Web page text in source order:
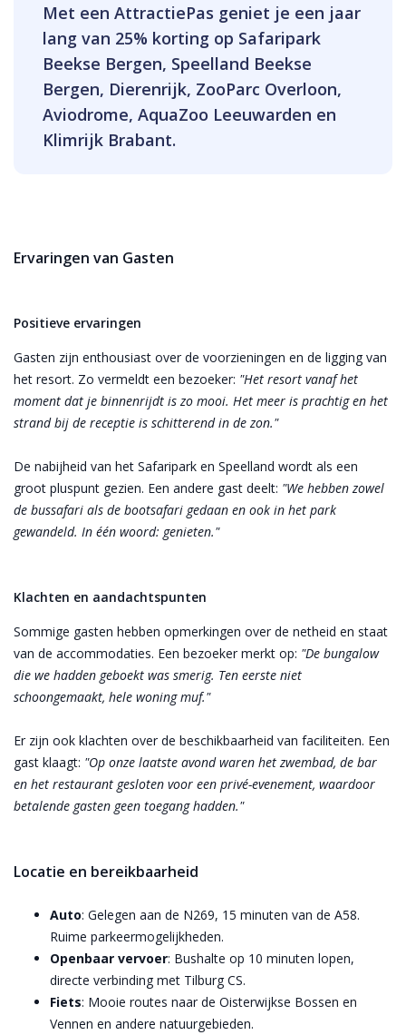
Met een AttractiePas geniet je een jaar
lang van 25% korting op Safaripark
Beekse Bergen, Speelland Beekse
Bergen, Dierenrijk, ZooParc Overloon,
Aviodrome, AquaZoo Leeuwarden en
Klimrijk Brabant.
Ervaringen van Gasten
Positieve ervaringen
Gasten zijn enthousiast over de voorzieningen en de ligging van
het resort. Zo vermeldt een bezoeker: "Het resort vanaf het
moment dat je binnenrijdt is zo mooi. Het meer is prachtig en het
strand bij de receptie is schitterend in de zon."
De nabijheid van het Safaripark en Speelland wordt als een
groot pluspunt gezien. Een andere gast deelt: "We hebben zowel
de bussafari als de bootsafari gedaan en ook in het park
gewandeld. In één woord: genieten."
Klachten en aandachtspunten
Sommige gasten hebben opmerkingen over de netheid en staat
van de accommodaties. Een bezoeker merkt op: "De bungalow
die we hadden geboekt was smerig. Ten eerste niet
schoongemaakt, hele woning muf."
Er zijn ook klachten over de beschikbaarheid van faciliteiten. Een
gast klaagt: "Op onze laatste avond waren het zwembad, de bar
en het restaurant gesloten voor een privé-evenement, waardoor
betalende gasten geen toegang hadden."
Locatie en bereikbaarheid
Auto: Gelegen aan de N269, 15 minuten van de A58.
Ruime parkeermogelijkheden.
Openbaar vervoer: Bushalte op 10 minuten lopen,
directe verbinding met Tilburg CS.
Fiets: Mooie routes naar de Oisterwijkse Bossen en
Vennen en andere natuurgebieden.